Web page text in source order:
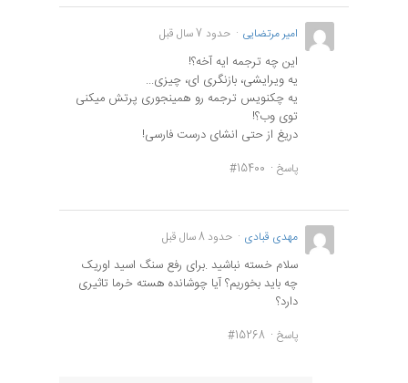
امیر مرتضایی حدود 7 سال قبل
این چه ترجمه ایه آخه؟!
یه ویرایشی، بازنگری ای، چیزی...
یه چکنویس ترجمه رو همینجوری پرتش میکنی
توی وب؟!
دریغ از حتی انشای درست فارسی!
پاسخ #15400
مهدی قبادی حدود 8 سال قبل
سلام خسته نباشید .برای رفع سنگ اسید اوریک
چه باید بخوریم؟ آیا چوشانده هسته خرما تاثیری
دارد؟
پاسخ #15268